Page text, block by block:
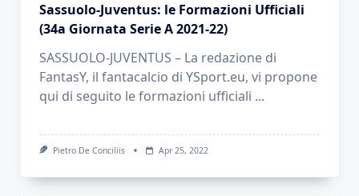
Sassuolo-Juventus: le Formazioni Ufficiali
(34a Giornata Serie A 2021-22)
SASSUOLO-JUVENTUS – La redazione di
FantasY, il fantacalcio di YSport.eu, vi propone
qui di seguito le formazioni ufficiali ...
Pietro De Conciliis Apr 25, 2022